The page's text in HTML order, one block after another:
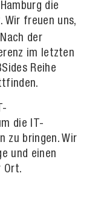
die
Wir freuen uns,
der
im letzten
Reihe
die IT-
zu bringen. Wir
und einen
Ort.